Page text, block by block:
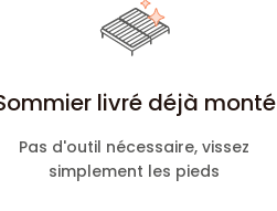
livré déjà monté
Pas d'outil nécessaire, vissez
simplement les pieds